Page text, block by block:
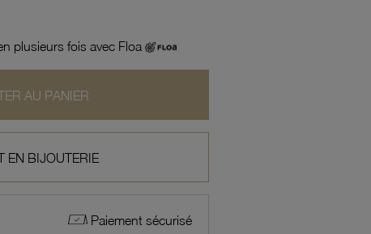
plusieurs fois avec Floa
AU PANIER
EN BIJOUTERIE
Paiement sécurisé